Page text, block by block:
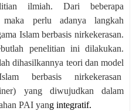
ilmiah.Dari beberapa
perlu adanya langkah
Islam berbasis nirkekerasan.
penelitian ini dilakukan.
dihasilkannya teori dan model
berbasis nirkekerasan
yang diwujudkan dalam
PAI yang integratif.